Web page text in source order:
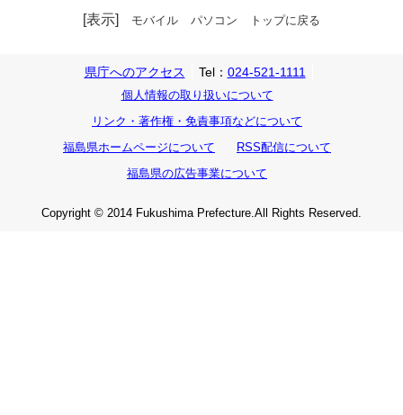
[表示] モバイル パソコン トップに戻る
県庁へのアクセス Tel： 024-521-1111
個人情報の取り扱いについて
リンク・著作権・免責事項などについて
福島県ホームページについて
RSS配信について
福島県の広告事業について
Copyright © 2014 Fukushima Prefecture.All Rights Reserved.